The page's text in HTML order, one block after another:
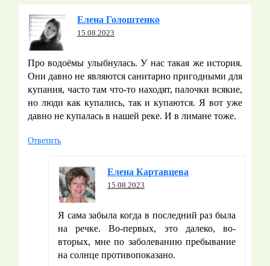
Елена Голоштенко
15.08.2023
Про водоёмы улыбнулась. У нас такая же история.
Они давно не являются санитарно пригодными для
купания, часто там что-то находят, палочки всякие,
но люди как купались, так и купаются. Я вот уже
давно не купалась в нашей реке. И в лимане тоже.
Ответить
Елена Картавцева
15.08.2023
Я сама забыла когда в последний раз была
на речке. Во-первых, это далеко, во-
вторых, мне по заболеванию пребывание
на солнце противопоказано.